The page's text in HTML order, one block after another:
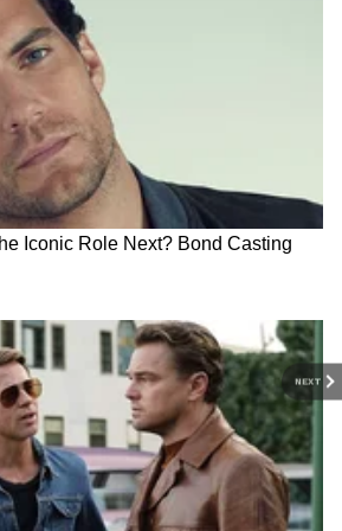
NEXT
भारतीय इंटरनेटवर नेमकं
चकित!